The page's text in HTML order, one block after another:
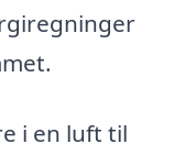
i en luft til